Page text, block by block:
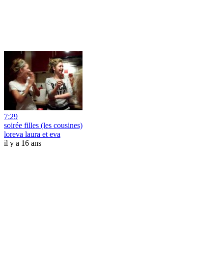
7:29
soirée filles (les cousines)
loreva laura et eva
il y a 16 ans